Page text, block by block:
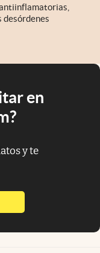
desórdenes
en
y te
en nueva pestaña